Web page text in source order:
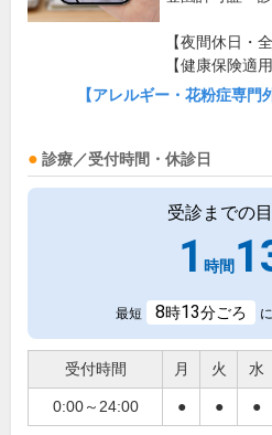
【夜間休日・
【健康保険適用
【アレルギー・花粉症専門
診療／受付時間・休診日
受診までの
1 時間
最短 8時13分ごろ
受付時間 月 火 水
0:00～24:00 ● ● ●